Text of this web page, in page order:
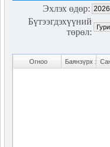
Эхлэх өдөр:
Бүтээгдэхүүний
төрөл: